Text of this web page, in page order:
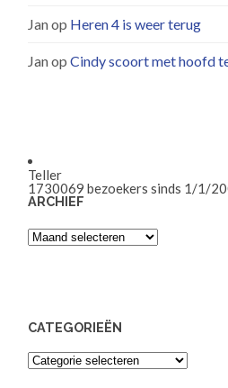
Janop Heren 4 is weer terug
JanopCindy scoort met hoofd
Teller
1730069 bezoekers sinds 1/1/
ARCHIEF
Archief
CATEGORIEËN
Categorieën